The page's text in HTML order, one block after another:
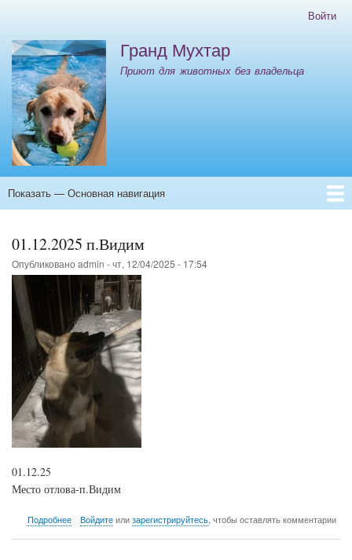
основному
содержанию
учётной
записи
пользователя
Войти
Гранд Мухтар
Приют для животных без владельца
Основная
Показать — Основная навигация
01.12.2025 п.Видим
Опубликовано admin -чт, 12/04/2025 - 17:54
01.12.25
Место отлова-п.Видим
Подробнеео
Войдитеили зарегистрируйтесь, чтобы оставлять комментарии